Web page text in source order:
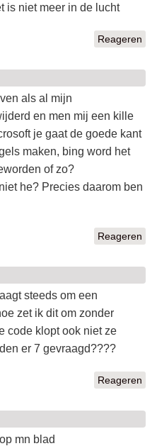
is niet meer in de lucht
Reageren
als al mijn
en men mij een kille
je gaat de goede kant
maken, bing word het
of zo?
he? Precies daarom ben
Reageren
steeds om een
zet ik dit om zonder
code klopt ook niet ze
er 7 gevraagd????
Reageren
mn blad